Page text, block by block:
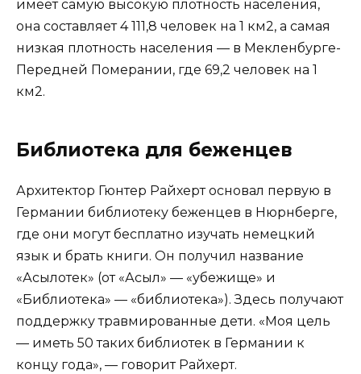
имеет самую высокую плотность населения,
она составляет 4 111,8 человек на 1 км2, а самая
низкая плотность населения — в Мекленбурге-
Передней Померании, где 69,2 человек на 1
км2.
Библиотека для беженцев
Архитектор Гюнтер Райхерт основал первую в
Германии библиотеку беженцев в Нюрнберге,
где они могут бесплатно изучать немецкий
язык и брать книги. Он получил название
«Асылотек» (от «Асыл» — «убежище» и
«Библиотека» — «библиотека»). Здесь получают
поддержку травмированные дети. «Моя цель
— иметь 50 таких библиотек в Германии к
концу года», — говорит Райхерт.